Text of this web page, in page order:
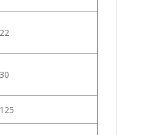
22
30
125